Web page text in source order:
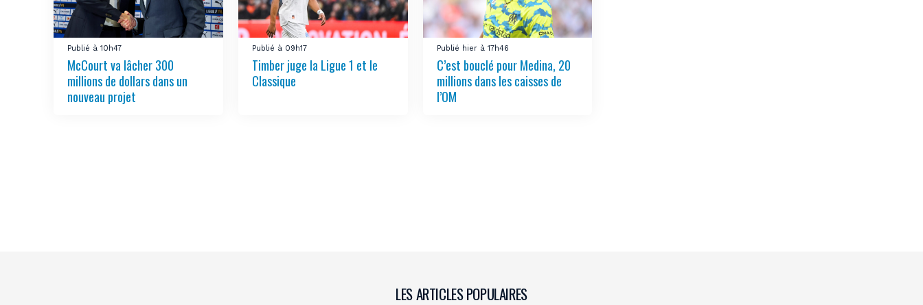
Publié à 10h47
McCourt va lâcher 300
millions de dollars dans un
nouveau projet
Publié à 09h17
Timber juge la Ligue 1 et le
Classique
Publié hier à 17h46
C’est bouclé pour Medina, 20
millions dans les caisses de
l’OM
LES ARTICLES POPULAIRES